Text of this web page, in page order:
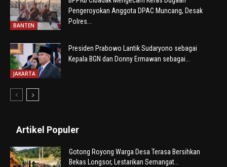
BANTEN
Pengeroyokan Anggota DPAC Muncang, Desak
Polres...
JAKARTA
Presiden Prabowo Lantik Sudaryono sebagai
Kepala BGN dan Donny Ermawan sebagai...
Artikel Populer
Gotong Royong Warga Desa Terasa Bersihkan
Bekas Longsor, Lestarikan Semangat...